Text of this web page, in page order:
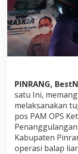
s
t
L
a
t
P
o
l
r
e
s
P
i
PINRANG,
satu Ini,
melaksanakan
pos PAM OPS
Kabupaten
operasi balap